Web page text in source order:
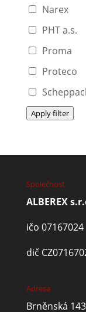
Narex
PHT a.s.
Proma
Proteco
Apply filter
Společnost
ALBEREX
ičo 07167024
dič
Adresa
Brněnská 143